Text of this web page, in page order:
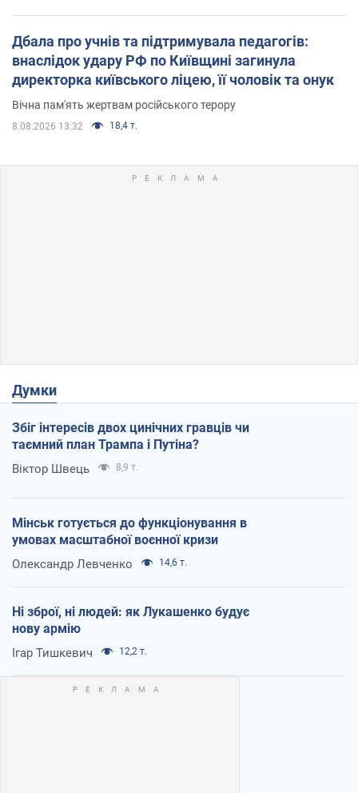
Дбала про учнів та підтримувала педагогів:
внаслідок удару РФ по Київщині загинула
директорка київського ліцею, її чоловік та онук
Вічна пам'ять жертвам російського терору
8.08.2026 13:32 18,4 т.
Думки
Збіг інтересів двох цинічних гравців чи
таємний план Трампа і Путіна?
Віктор Швець 8,9 т.
Мінськ готується до функціонування в
умовах масштабної воєнної кризи
Олександр Левченко 14,6 т.
Ні зброї, ні людей: як Лукашенко будує
нову армію
Ігар Тишкевич 12,2 т.